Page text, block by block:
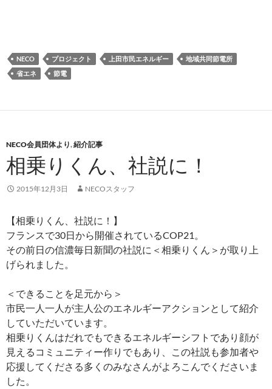
NECO プロジェクト 上田市民エネルギー
地域共同節電所
省エネ
節電
NECO会員団体より,紹介記事
相乗りくん、社説に！
2015年12月3日 NECOスタッフ
【相乗りくん、社説に！】
フランスで30日から開催されているCOP21。
その前日の信濃毎日新聞の社説に＜相乗りくん＞が取り上
げられました。
＜できることを足元から＞
市民一人一人が主人公のエネルギーアクションとして紹介
していただいています。
相乗りくんはだれでもできるエネルギーシフトであり顔が
見えるコミュニティー作りでもあり、この社説も参加者や
応援してくださる多くのみなさんがよろこんでくださいま
した。